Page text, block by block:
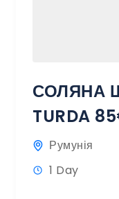
СОЛЯНА
TURDA
Румунія
1 Day